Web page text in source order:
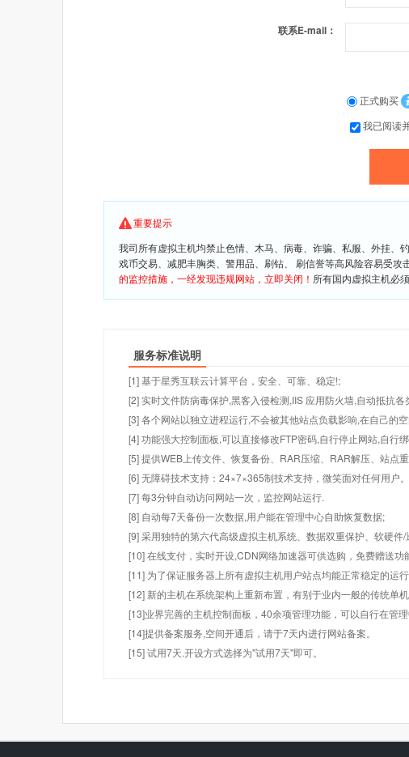
联系E-mail：
正式购买
我已阅读
重要提示
我司所有虚拟主机均禁止色情、木马、病毒、诈骗、私服、外挂、
戏币交易、减肥丰胸类、警用品、刷钻、 刷信誉等高风险容易受
的监控措施，一经发现违规网站，立即关闭！ 所有国内虚拟主机必
服务标准说明
[1] 基于星秀互联云计算平台，安全、可靠、稳定!;
[2] 实时文件防病毒保护,黑客入侵检测,IIS 应用防火墙,自动抵抗各
[3] 各个网站以独立进程运行,不会被其他站点负载影响,在自己的
[4] 功能强大控制面板,可以直接修改FTP密码,自行停止网站,自行
[5] 提供WEB上传文件、恢复备份、RAR压缩、RAR解压、站点
[6] 无障碍技术支持：24×7×365制技术支持，微笑面对任何用户。
[7] 每3分钟自动访问网站一次，监控网站运行.
[8] 自动每7天备份一次数据,用户能在管理中心自助恢复数据;
[9] 采用独特的第六代高级虚拟主机系统、数据双重保护、软硬件
[10] 在线支付，实时开设,CDN网络加速器可供选购，免费赠送
[11] 为了保证服务器上所有虚拟主机用户站点均能正常稳定的运
[12] 新的主机在系统架构上重新布置，有别于业内一般的传统单
[13]业界完善的主机控制面板，40余项管理功能，可以自行在管理
[14]提供备案服务,空间开通后，请于7天内进行网站备案。
[15] 试用7天.开设方式选择为"试用7天"即可。